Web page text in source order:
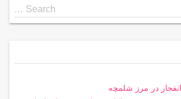
Search …
در مرز شلمچه